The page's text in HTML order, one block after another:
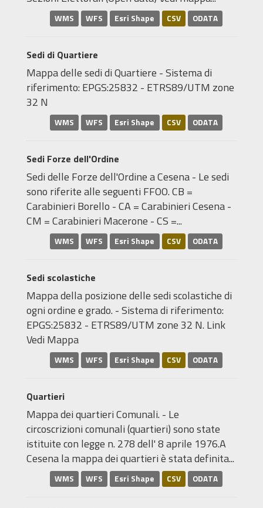
WMS WFS Esri Shape CSV ODATA
Sedi di Quartiere
Mappa delle sedi di Quartiere - Sistema di
riferimento: EPGS:25832 - ETRS89/UTM zone
32 N
WMS WFS Esri Shape CSV ODATA
Sedi Forze dell'Ordine
Sedi delle Forze dell'Ordine a Cesena - Le sedi
sono riferite alle seguenti FFOO. CB =
Carabinieri Borello - CA = Carabinieri Cesena -
CM = Carabinieri Macerone - CS =...
WMS WFS Esri Shape CSV ODATA
Sedi scolastiche
Mappa della posizione delle sedi scolastiche di
ogni ordine e grado. - Sistema di riferimento:
EPGS:25832 - ETRS89/UTM zone 32 N. Link
Vedi Mappa
WMS WFS Esri Shape CSV ODATA
Quartieri
Mappa dei quartieri Comunali. - Le
circoscrizioni comunali (quartieri) sono state
istituite con legge n. 278 dell' 8 aprile 1976.A
Cesena la mappa dei quartieri è stata definita...
WMS WFS Esri Shape CSV ODATA